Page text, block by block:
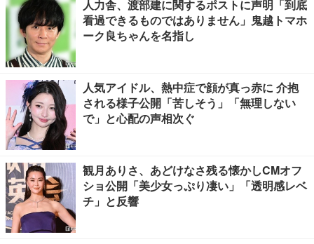
人力舎、渡部建に関するポストに声明「到底
看過できるものではありません」鬼越トマホ
ーク良ちゃんを名指し
人気アイドル、熱中症で顔が真っ赤に 介抱
される様子公開「苦しそう」「無理しない
で」と心配の声相次ぐ
観月ありさ、あどけなさ残る懐かしCMオフ
ショ公開「美少女っぷり凄い」「透明感レベ
チ」と反響